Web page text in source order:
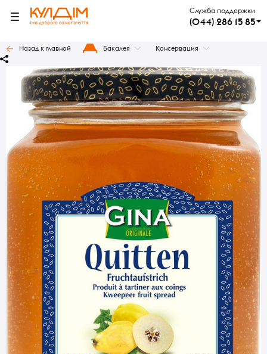
Служба поддержки
(044) 286 15 85
Назад к главной Бакалея Консервация